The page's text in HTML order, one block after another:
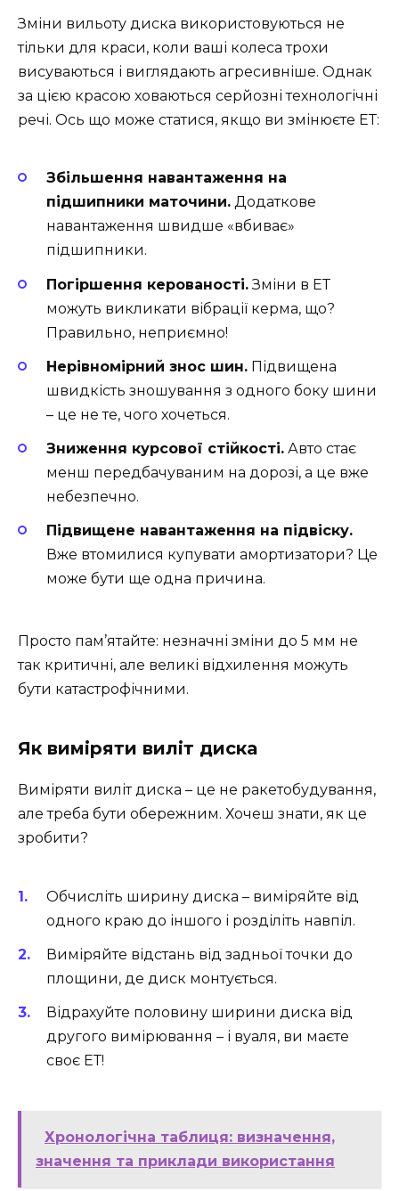
Зміни вильоту диска використовуються не
тільки для краси, коли ваші колеса трохи
висуваються і виглядають агресивніше. Однак
за цією красою ховаються серйозні технологічні
речі. Ось що може статися, якщо ви змінюєте ЕТ:
Збільшення навантаження на
підшипники маточини. Додаткове
навантаження швидше «вбиває»
підшипники.
Погіршення керованості.Зміни в ЕТ
можуть викликати вібрації керма, що?
Правильно, неприємно!
Нерівномірний знос шин. Підвищена
швидкість зношування з одного боку шини
– це не те, чого хочеться.
Зниження курсової стійкості. Авто стає
менш передбачуваним на дорозі, а це вже
небезпечно.
Підвищене навантаження на підвіску.
Вже втомилися купувати амортизатори? Це
може бути ще одна причина.
Просто пам’ятайте: незначні зміни до 5 мм не
так критичні, але великі відхилення можуть
бути катастрофічними.
Як виміряти виліт диска
Виміряти виліт диска – це не ракетобудування,
але треба бути обережним. Хочеш знати, як це
зробити?
Обчисліть ширину диска – виміряйте від
одного краю до іншого і розділіть навпіл.
Виміряйте відстань від задньої точки до
площини, де диск монтується.
Відрахуйте половину ширини диска від
другого вимірювання – і вуаля, ви маєте
своє ЕТ!
Хронологічна таблиця: визначення,
значення та приклади використання